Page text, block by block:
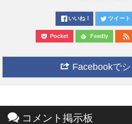
いいね！ ツイート
Pocket Feedly
Facebookで
コメント掲示板